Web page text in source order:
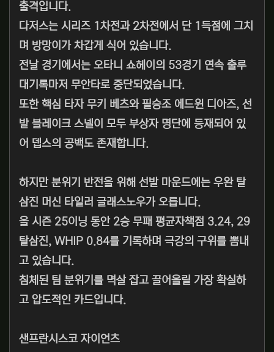
출격입니다.
다저스는 시리즈 1차전과 2차전에서 단 1득점에 그치
며 방망이가 차갑게 식어 있습니다.
전날 경기에서는 오타니 쇼헤이의 53경기 연속 출루
대기록마저 무안타로 중단되었습니다.
또한 핵심 타자 무키 베츠와 필승조 에드윈 디아즈, 선
발 블레이크 스넬이 모두 부상자 명단에 등재되어 있
어 뎁스의 공백도 존재합니다.
하지만 분위기 반전을 위해 선발 마운드에는 우완 탈
삼진 머신 타일러 글래스노우가 오릅니다.
올 시즌 25이닝 동안 2승 무패 평균자책점 3.24, 29
탈삼진, WHIP 0.84를 기록하며 극강의 구위를 뽐내
고 있습니다.
침체된 팀 분위기를 멱살 잡고 끌어올릴 가장 확실하
고 압도적인 카드입니다.
샌프란시스코 자이언츠